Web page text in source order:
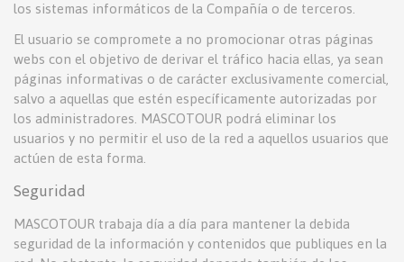
los sistemas informáticos de la Compañía o de terceros.
El usuario se compromete a no promocionar otras páginas
webs con el objetivo de derivar el tráfico hacia ellas, ya sean
páginas informativas o de carácter exclusivamente comercial,
salvo a aquellas que estén específicamente autorizadas por
los administradores. MASCOTOUR podrá eliminar los
usuarios y no permitir el uso de la red a aquellos usuarios que
actúen de esta forma.
Seguridad
MASCOTOUR trabaja día a día para mantener la debida
seguridad de la información y contenidos que publiques en la